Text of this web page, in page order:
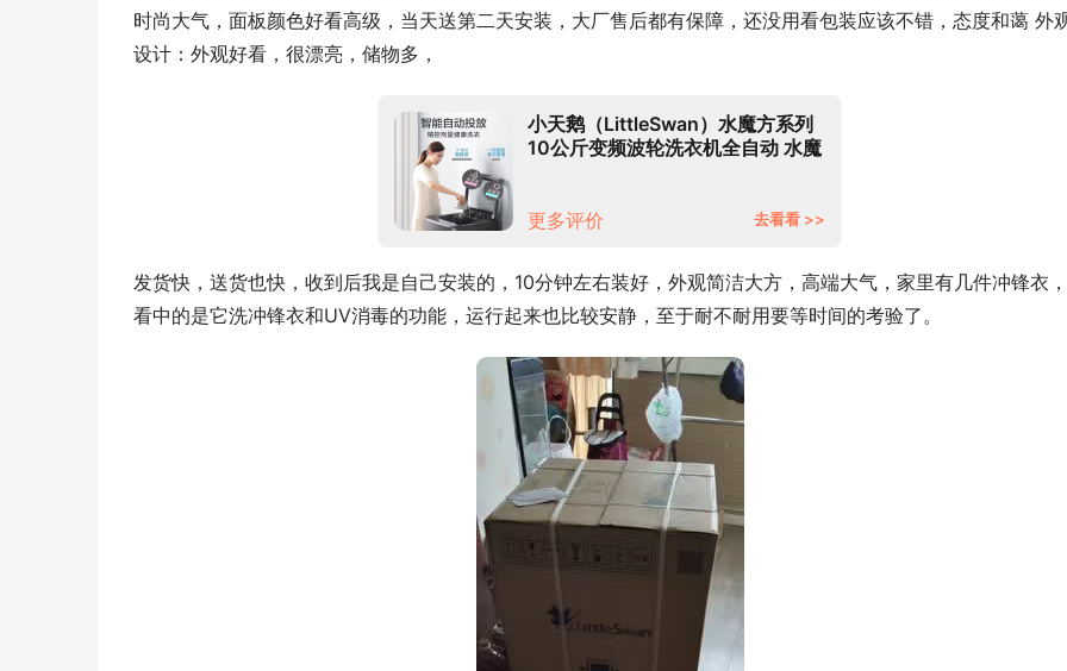
时尚大气，面板颜色好看高级，当天送第二天安装，大厂售后都有保障，还没用看包装应该不错，态度和蔼 外
设计：外观好看，很漂亮，储物多，
小天鹅（LittleSwan）水魔方系列
10公斤变频波轮洗衣机全自动 水魔
更多评价
去看看 >>
发货快，送货也快，收到后我是自己安装的，10分钟左右装好，外观简洁大方，高端大气，家里有几件冲锋衣，
看中的是它洗冲锋衣和UV消毒的功能，运行起来也比较安静，至于耐不耐用要等时间的考验了。